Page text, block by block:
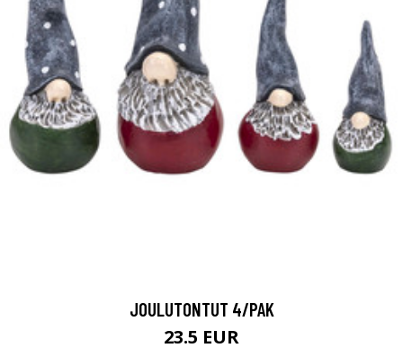
JOULUTONTUT 4/PAK
23.5 EUR